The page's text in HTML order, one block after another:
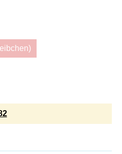
nicht verfügbar.)
ist zurzeit nicht verfügbar.)